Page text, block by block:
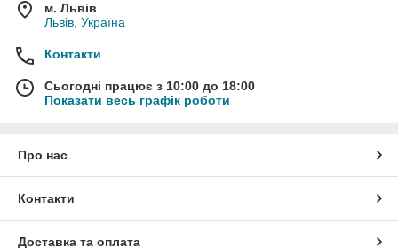
м. Львів
Львів, Україна
Контакти
Сьогодні працює з 10:00 до 18:00
Показати весь графік роботи
Про нас
Контакти
Доставка та оплата